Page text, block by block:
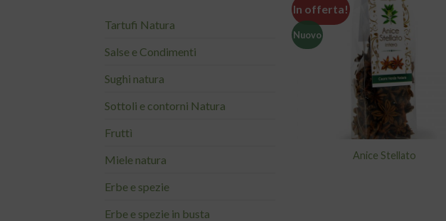
Tartufi Natura
Salse e Condimenti
Sughi natura
Sottoli e contorni Natura
Fruttì
Miele natura
Erbe e spezie
Erbe e spezie in busta
In offerta!
Nuovo
Anice Stellato